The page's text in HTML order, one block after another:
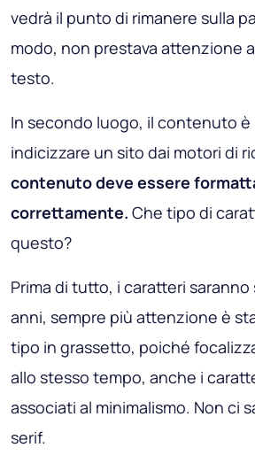
vedrà il punto di rimanere sulla
modo, non prestava attenzione
testo.
In secondo luogo, il contenuto
indicizzare un sito dai motori di
contenuto deve essere
correttamente. Che tipo di
questo?
Prima di tutto, i caratteri
anni, sempre più attenzione è
tipo in grassetto, poiché
allo stesso tempo, anche i
associati al minimalismo. Non ci
serif.